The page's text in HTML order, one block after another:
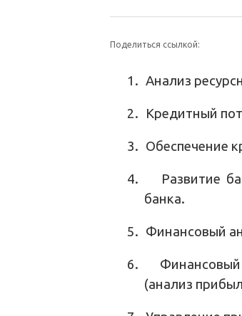
Поделиться ссылкой:
1. Анализ
2. Кредитный
3. Обеспечение
4.
Развитие
банка.
5. Финансовый
6.
Финансовый
(анализ